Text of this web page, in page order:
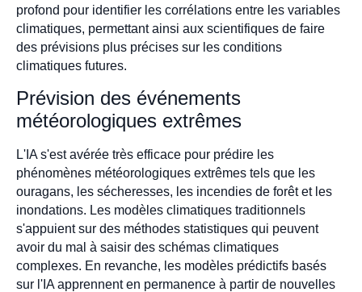
profond pour identifier les corrélations entre les variables
climatiques, permettant ainsi aux scientifiques de faire
des prévisions plus précises sur les conditions
climatiques futures.
Prévision des événements
météorologiques extrêmes
L'IA s'est avérée très efficace pour prédire les
phénomènes météorologiques extrêmes tels que les
ouragans, les sécheresses, les incendies de forêt et les
inondations. Les modèles climatiques traditionnels
s'appuient sur des méthodes statistiques qui peuvent
avoir du mal à saisir des schémas climatiques
complexes. En revanche, les modèles prédictifs basés
sur l'IA apprennent en permanence à partir de nouvelles